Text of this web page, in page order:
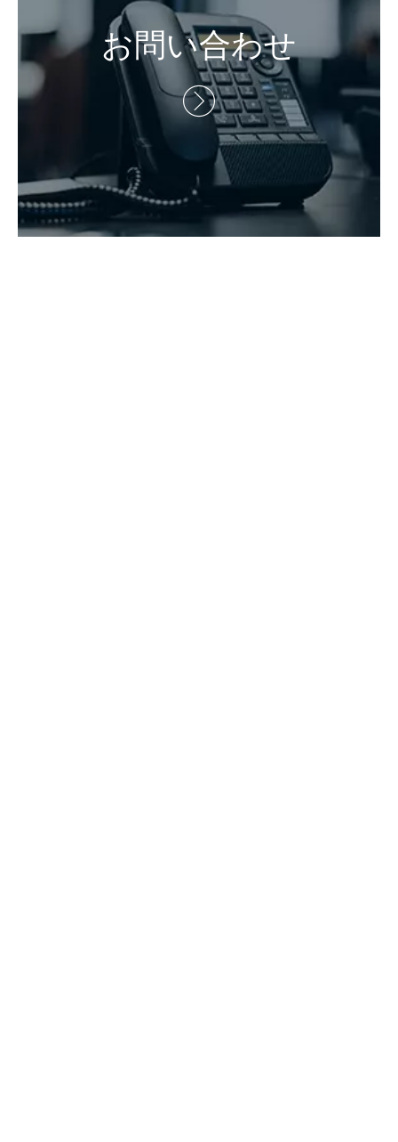
担当者：Eric Wang
Tel：+ 86-730-8688890
電話番号：+ 86-15173020676
Eメール： wangfp@cseco.cn
Copyrights 2021 Hunan Zhongke Electric Co.、Ltd。無断複
写・転載を禁じます。による支援Leadong.